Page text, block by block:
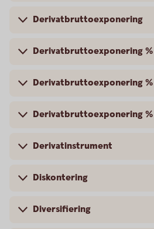
Derivatbruttoexponering
Derivatbruttoexponering
Derivatbruttoexponering %
Derivatbruttoexponering %
Derivatinstrument
Diskontering
Diversifiering